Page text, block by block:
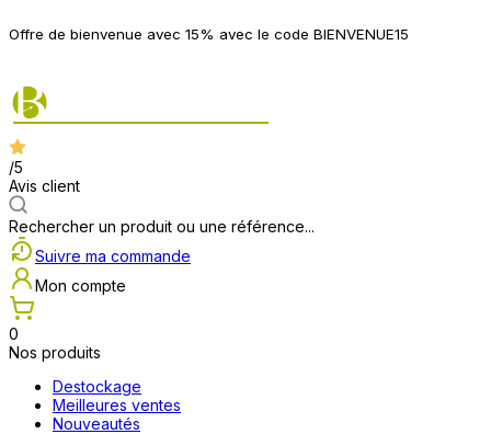
Offre de bienvenue avec 15% avec le code BIENVENUE15
/5
Avis client
Rechercher un produit ou une référence...
Suivre ma commande
Mon compte
0
Nos produits
Destockage
Meilleures ventes
Nouveautés